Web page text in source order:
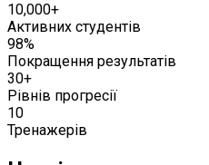
10,000+
Активних студентів
98%
Покращення результатів
30+
Рівнів прогресії
10
Тренажерів